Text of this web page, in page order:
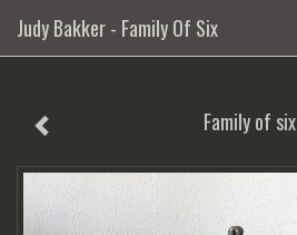
Judy Bakker - Family Of Six
Family of six